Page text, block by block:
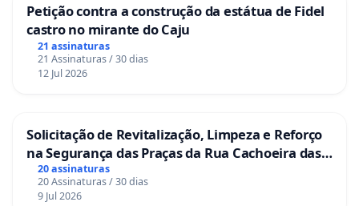
Petição contra a construção da estátua de Fidel
castro no mirante do Caju
21 assinaturas
21 Assinaturas / 30 dias
12 Jul 2026
Solicitação de Revitalização, Limpeza e Reforço
na Segurança das Praças da Rua Cachoeira das
Sete Ilhas
20 assinaturas
20 Assinaturas / 30 dias
9 Jul 2026